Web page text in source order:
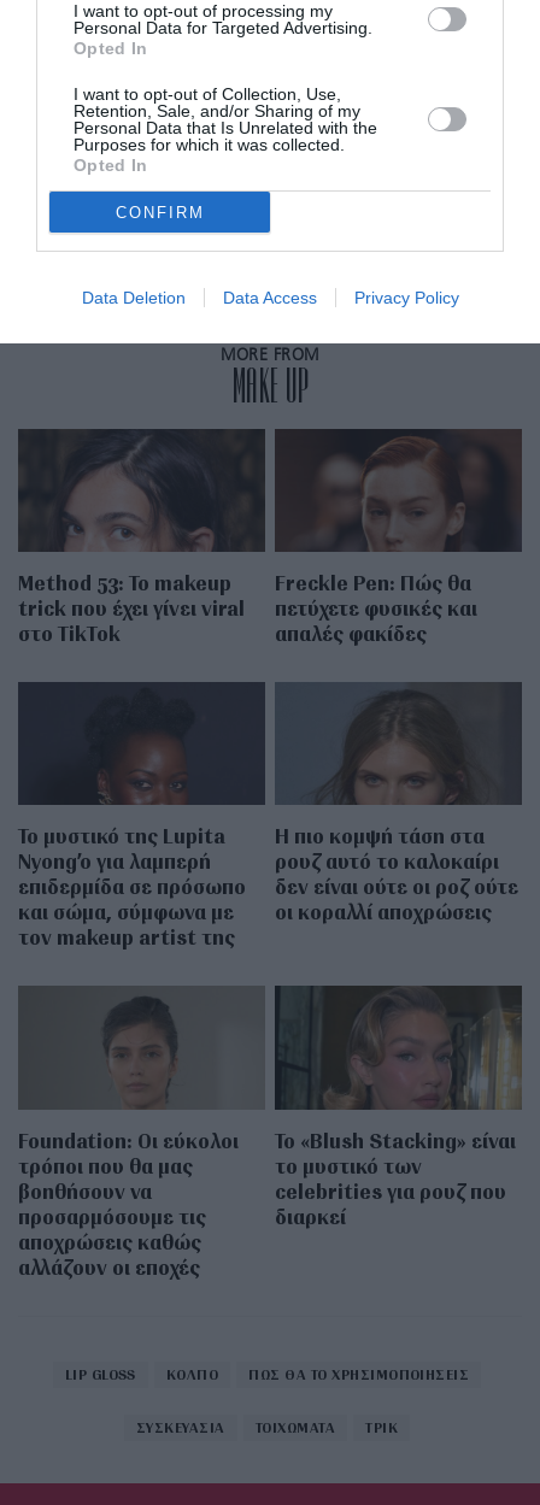
I want to opt-out of processing my
Personal Data for Targeted Advertising.
Opted In
I want to opt-out of Collection, Use,
Retention, Sale, and/or Sharing of my
Personal Data that Is Unrelated with the
Purposes for which it was collected.
Opted In
CONFIRM
Data Deletion Data Access Privacy Policy
RELATED STORY
ματ κραγιόν χωρίς ένα προϊόν
ντεμακιγιάζ
MORE FROM
MAKE UP
Method 53: Το makeup
trick που έχει γίνει viral
στο TikTok
Freckle Pen: Πώς θα
πετύχετε φυσικές και
απαλές φακίδες
Το μυστικό της Lupita
Nyong’o για λαμπερή
επιδερμίδα σε πρόσωπο
και σώμα, σύμφωνα με
τον makeup artist της
Η πιο κομψή τάση στα
ρουζ αυτό το καλοκαίρι
δεν είναι ούτε οι ροζ ούτε
οι κοραλλί αποχρώσεις
Foundation: Οι εύκολοι
τρόποι που θα μας
βοηθήσουν να
προσαρμόσουμε τις
αποχρώσεις καθώς
αλλάζουν οι εποχές
Το «Blush Stacking» είναι
το μυστικό των
celebrities για ρουζ που
διαρκεί
LIP GLOSS ΚΟΛΠΟ ΠΩΣ ΘΑ ΤΟ ΧΡΗΣΙΜΟΠΟΙΗΣΕΙΣ
ΣΥΣΚΕΥΑΣΙΑ ΤΟΙΧΩΜΑΤΑ ΤΡΙΚ